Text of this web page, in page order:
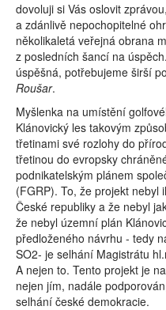
dovoluji si Vás oslovit
a zdánlivě nepochopitelné
několikaletá veřejná obrana
z posledních šancí na
úspěšná, potřebujeme širší
Roušar.
Myšlenka na umístění
Klánovický les takovým
třetinami své rozlohy do
třetinou do evropsky
podnikatelským plánem
(FGRP). To, že projekt nebyl
České republiky a že nebyl
že nebyl územní plán
předloženého návrhu - tedy
SO2- je selhání Magistrátu
A nejen to. Tento projekt je
nejen jím, nadále
selhání české demokracie.